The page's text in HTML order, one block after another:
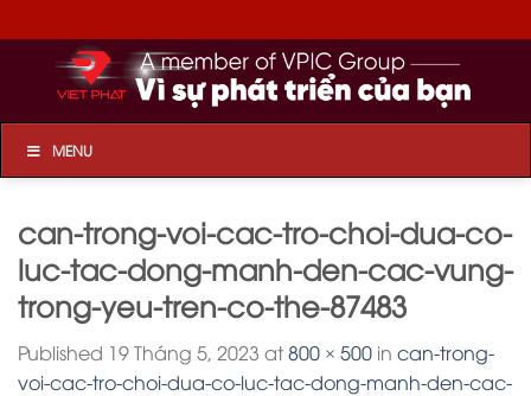
to
content
MENU
can-trong-voi-cac-tro-choi-dua-co-
luc-tac-dong-manh-den-cac-vung-
trong-yeu-tren-co-the-87483
Published 19 Tháng 5, 2023 at800 × 500 in can-trong-
voi-cac-tro-choi-dua-co-luc-tac-dong-manh-den-cac-